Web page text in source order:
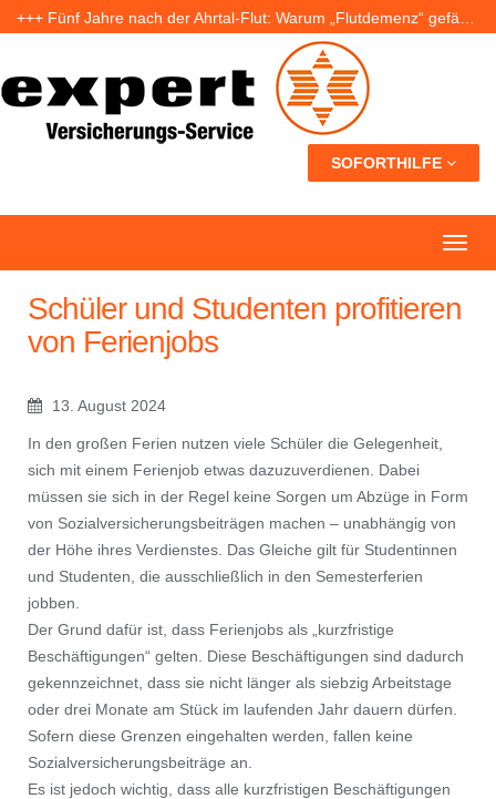
SOFORTHILFE
Schüler und Studenten profitieren
von Ferienjobs
13. August 2024
In den großen Ferien nutzen viele Schüler die Gelegenheit,
sich mit einem Ferienjob etwas dazuzuverdienen. Dabei
müssen sie sich in der Regel keine Sorgen um Abzüge in Form
von Sozialversicherungsbeiträgen machen – unabhängig von
der Höhe ihres Verdienstes. Das Gleiche gilt für Studentinnen
und Studenten, die ausschließlich in den Semesterferien
jobben.
Der Grund dafür ist, dass Ferienjobs als „kurzfristige
Beschäftigungen“ gelten. Diese Beschäftigungen sind dadurch
gekennzeichnet, dass sie nicht länger als siebzig Arbeitstage
oder drei Monate am Stück im laufenden Jahr dauern dürfen.
Sofern diese Grenzen eingehalten werden, fallen keine
Sozialversicherungsbeiträge an.
Es ist jedoch wichtig, dass alle kurzfristigen Beschäftigungen